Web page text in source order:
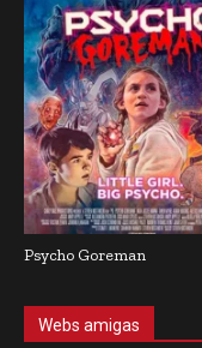
Psycho Goreman
Webs amigas